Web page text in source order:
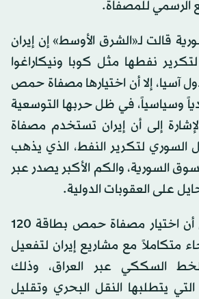
الرسمي للمصفاة.
قالت لـ«الشرق الأوسط» إن إيران
نفطها مثل كوبا ونيكاراغوا
آسيا، إلا أن اختيارها مصفاة حمص
وسياسياً، في ظل حربها التوسعية
إلى أن إيران تستخدم مصفاة
السوري لتكرير النفط، الذي يذهب
السورية، والكم الأكبر يصدر عبر
على العقوبات الدولية.
ولفتت المصادر إلى أن اختيار مصفاة حمص بطاقة 120
متكاملاً مع مشاريع إيران لتفعيل
السككي عبر العراق، وذلك
يتطلبها النقل البحري وتقليل